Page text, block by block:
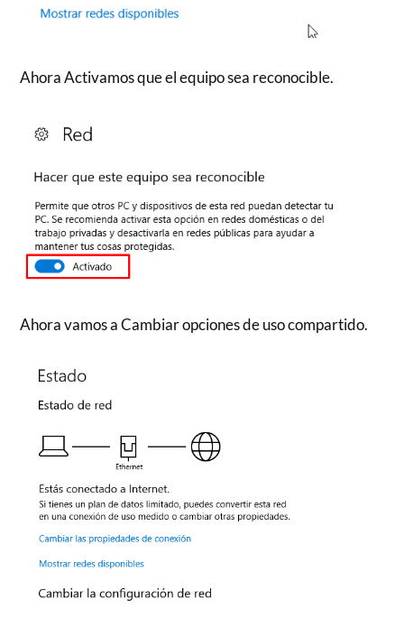
Ahora Activamos que el equipo sea reconocible.
Ahora vamos a Cambiar opciones de uso compartido.